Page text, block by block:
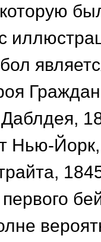
которую
с
Нью-